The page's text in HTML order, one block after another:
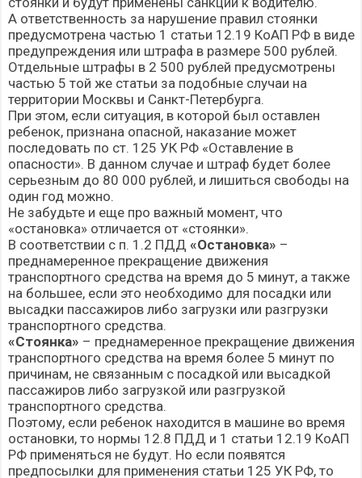
А ответственность за нарушение правил стоянки
предусмотрена частью 1 статьи 12.19 КоАП РФ в виде
предупреждения или штрафа в размере 500 рублей.
Отдельные штрафы в 2 500 рублей предусмотрены
частью 5 той же статьи за подобные случаи на
территории Москвы и Санкт-Петербурга.
При этом, если ситуация, в которой был оставлен
ребенок, признана опасной, наказание может
последовать по ст. 125 УК РФ «Оставление в
опасности». В данном случае и штраф будет более
серьезным до 80 000 рублей, и лишиться свободы на
один год можно.
Не забудьте и еще про важный момент, что
«остановка» отличается от «стоянки».
В соответствии с п. 1.2 ПДД «Остановка» –
преднамеренное прекращение движения
транспортного средства на время до 5 минут, а также
на большее, если это необходимо для посадки или
высадки пассажиров либо загрузки или разгрузки
транспортного средства.
«Стоянка» – преднамеренное прекращение движения
транспортного средства на время более 5 минут по
причинам, не связанным с посадкой или высадкой
пассажиров либо загрузкой или разгрузкой
транспортного средства.
Поэтому, если ребенок находится в машине во время
остановки, то нормы 12.8 ПДД и 1 статьи 12.19 КоАП
РФ применяться не будут. Но если появятся
предпосылки для применения статьи 125 УК РФ, то